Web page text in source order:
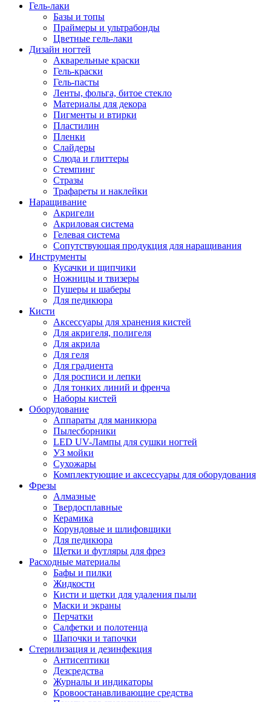
Гель-лаки
Базы и топы
Праймеры и ультрабонды
Цветные гель-лаки
Дизайн ногтей
Акварельные краски
Гель-краски
Гель-пасты
Ленты, фольга, битое стекло
Материалы для декора
Пигменты и втирки
Пластилин
Пленки
Слайдеры
Слюда и глиттеры
Стемпинг
Стразы
Трафареты и наклейки
Наращивание
Акригели
Акриловая система
Гелевая система
Сопутствующая продукция для наращивания
Инструменты
Кусачки и щипчики
Ножницы и твизеры
Пушеры и шаберы
Для педикюра
Кисти
Аксессуары для хранения кистей
Для акригеля, полигеля
Для акрила
Для геля
Для градиента
Для росписи и лепки
Для тонких линий и френча
Наборы кистей
Оборудование
Аппараты для маникюра
Пылесборники
LED UV-Лампы для сушки ногтей
УЗ мойки
Сухожары
Комплектующие и аксессуары для оборудования
Фрезы
Алмазные
Твердосплавные
Керамика
Корундовые и шлифовщики
Для педикюра
Щетки и футляры для фрез
Расходные материалы
Бафы и пилки
Жидкости
Кисти и щетки для удаления пыли
Маски и экраны
Перчатки
Салфетки и полотенца
Шапочки и тапочки
Стерилизация и дезинфекция
Антисептики
Дезсредства
Журналы и индикаторы
Кровоостанавливающие средства